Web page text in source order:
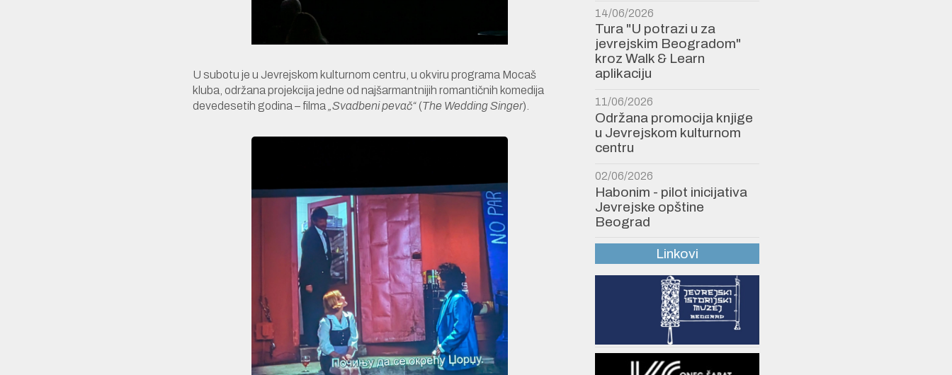
U subotu je u Jevrejskom kulturnom centru, u okviru programa Mocaš
kluba, održana projekcija jedne od najšarmantnijih romantičnih komedija
devedesetih godina – filma „Svadbeni pevač“(The Wedding Singer).
14/06/2026
Tura "U potrazi u za
jevrejskim Beogradom"
kroz Walk & Learn
aplikaciju
11/06/2026
Održana promocija knjige
u Jevrejskom kulturnom
centru
02/06/2026
Habonim - pilot inicijativa
Jevrejske opštine
Beograd
Linkovi